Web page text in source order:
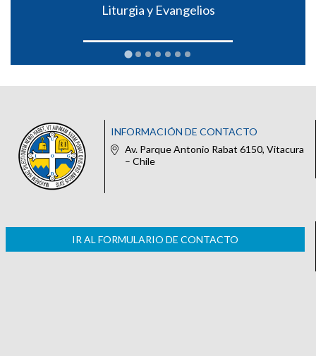
Liturgia y Evangelios
INFORMACIÓN DE CONTACTO
Av. Parque Antonio Rabat 6150, Vitacura
– Chile
IR AL FORMULARIO DE CONTACTO